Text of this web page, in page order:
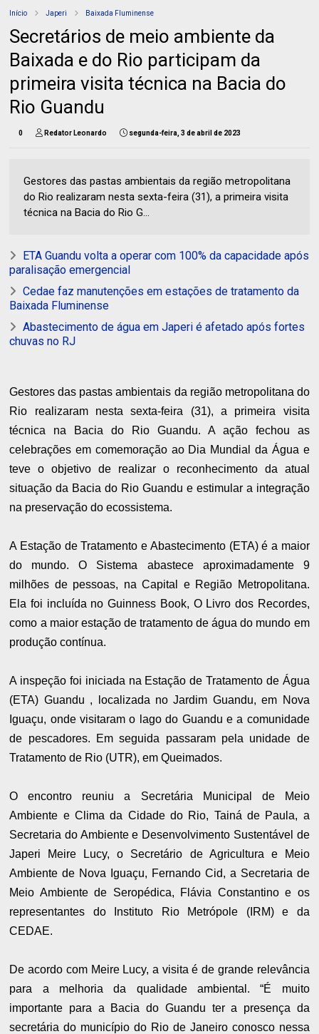
Início Japeri Baixada Fluminense
Secretários de meio ambiente da
Baixada e do Rio participam da
primeira visita técnica na Bacia do
Rio Guandu
0 Redator Leonardo segunda-feira, 3 de abril de 2023
Gestores das pastas ambientais da região metropolitana
do Rio realizaram nesta sexta-feira (31), a primeira visita
técnica na Bacia do Rio G...
ETA Guandu volta a operar com 100% da capacidade após
paralisação emergencial
Cedae faz manutenções em estações de tratamento da
Baixada Fluminense
Abastecimento de água em Japeri é afetado após fortes
chuvas no RJ
Gestores das pastas ambientais da região metropolitana do
Rio realizaram nesta sexta-feira (31), a primeira visita
técnica na Bacia do Rio Guandu. A ação fechou as
celebrações em comemoração ao Dia Mundial da Água e
teve o objetivo de realizar o reconhecimento da atual
situação da Bacia do Rio Guandu e estimular a integração
na preservação do ecossistema.
A Estação de Tratamento e Abastecimento (ETA) é a maior
do mundo. O Sistema abastece aproximadamente 9
milhões de pessoas, na Capital e Região Metropolitana.
Ela foi incluída no Guinness Book, O Livro dos Recordes,
como a maior estação de tratamento de água do mundo em
produção contínua.
A inspeção foi iniciada na Estação de Tratamento de Água
(ETA) Guandu , localizada no Jardim Guandu, em Nova
Iguaçu, onde visitaram o lago do Guandu e a comunidade
de pescadores. Em seguida passaram pela unidade de
Tratamento de Rio (UTR), em Queimados.
O encontro reuniu a Secretária Municipal de Meio
Ambiente e Clima da Cidade do Rio, Tainá de Paula, a
Secretaria do Ambiente e Desenvolvimento Sustentável de
Japeri Meire Lucy, o Secretário de Agricultura e Meio
Ambiente de Nova Iguaçu, Fernando Cid, a Secretaria de
Meio Ambiente de Seropédica, Flávia Constantino e os
representantes do Instituto Rio Metrópole (IRM) e da
CEDAE.
De acordo com Meire Lucy, a visita é de grande relevância
para a melhoria da qualidade ambiental. “É muito
importante para a Bacia do Guandu ter a presença da
secretária do município do Rio de Janeiro conosco nessa